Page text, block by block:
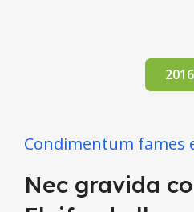
2016
Condimentum fames
Nec gravida